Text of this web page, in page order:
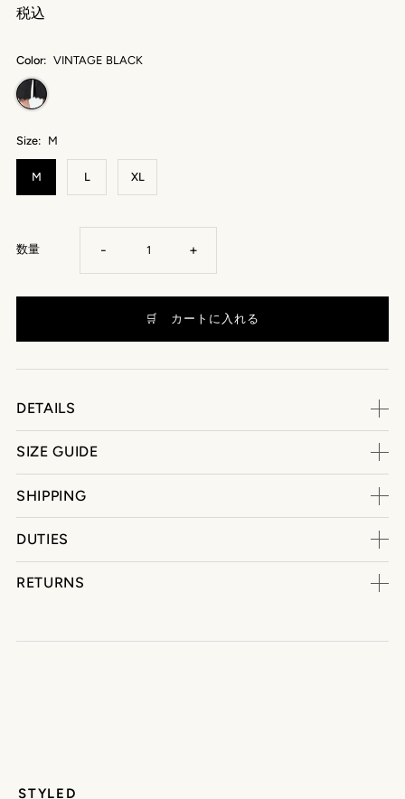
税込
Color: VINTAGE BLACK
Size: M
M L XL
数量 - +
DETAILS
SIZE GUIDE
SHIPPING
DUTIES
RETURNS
STYLED